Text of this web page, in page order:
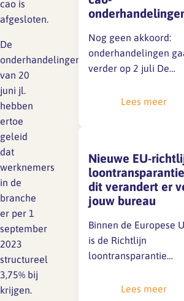
SFA magazine The Human
Factor
Boekentips
Podcasttips
cao is
afgesloten.
De
onderhandelingen
van 20
juni jl.
hebben
ertoe
geleid
dat
werknemers
in de
branche
er per 1
september
2023
structureel
3,75% bij
krijgen.
cao.Excuus voor
eventuele verwarring.
Nog geen akkoord:
onderhandelingen
verder op 2 juli De
2026. Achter de
geen akkoord bereikt.
Vanwege de
vertrouwelijkheid
we nu geen details
maar we houden je
hoogte. 📌
Lees meer
Nieuwe EU-
dit verandert er
jouw bureau
Binnen de Europese
is de Richtlijn
loontransparantie
Het doel van deze
Lees meer